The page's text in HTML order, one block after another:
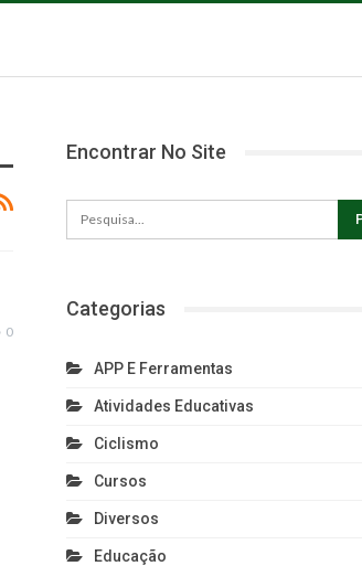
0
Encontrar No Site
Categorias
APP E Ferramentas
Atividades Educativas
Ciclismo
Cursos
Diversos
Educação